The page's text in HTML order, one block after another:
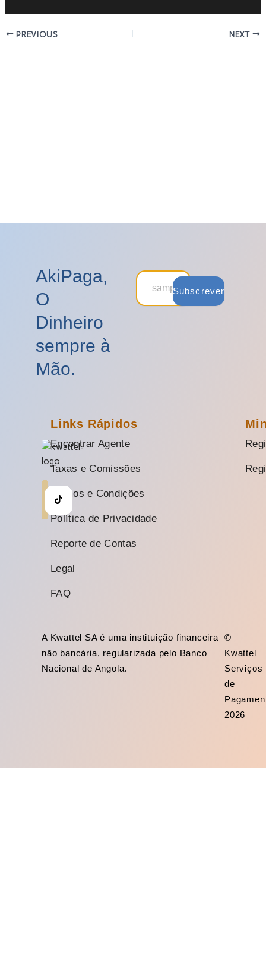
PREVIOUS NEXT
AkiPaga,
O
Dinheiro
sempre à
Mão.
Subscrever
Links Rápidos
Encontrar Agente
Taxas e Comissões
Termos e Condições
Política de Privacidade
Reporte de Contas
Legal
FAQ
A Kwattel SA é uma instituição financeira
não bancária, regularizada pelo Banco
Nacional de Angola.
©
Kwattel
Serviços
de
2026